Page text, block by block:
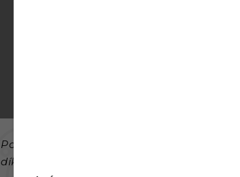
Používáme cookies, abychom Vám
díky analýze provozu webu ho neustále